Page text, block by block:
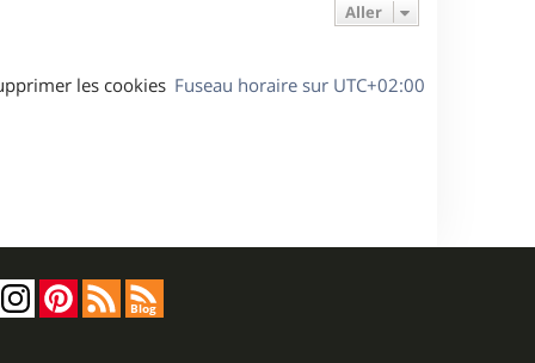
Aller
Fuseau horaire sur UTC+02:00
les cookies